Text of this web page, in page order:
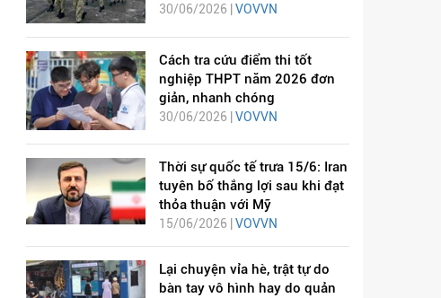
30/06/2026 | VOVVN
Cách tra cứu điểm thi tốt
nghiệp THPT năm 2026 đơn
giản, nhanh chóng
30/06/2026 | VOVVN
Thời sự quốc tế trưa 15/6: Iran
tuyên bố thắng lợi sau khi đạt
thỏa thuận với Mỹ
15/06/2026 | VOVVN
Lại chuyện vỉa hè, trật tự do
bàn tay vô hình hay do quản